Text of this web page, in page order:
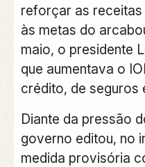
reforçar as
às metas do
maio, o presidente
que aumentava o
crédito, de seguros
Diante da pressão
governo editou, no
medida provisória